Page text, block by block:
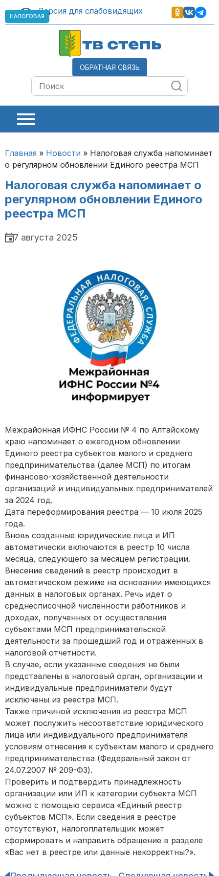
Версия для слабовидящих
тв степь
ОБРАТНАЯ СВЯЗЬ
Главная » Новости » Налоговая служба напоминает
о регулярном обновлении Единого реестра МСП
Налоговая служба напоминает о
регулярном обновлении Единого
реестра МСП
НАЛОГОВАЯ
7 августа 2025
Межрайонная ИФНС России № 4 по Алтайскому
краю напоминает о ежегодном обновлении
Единого реестра субъектов малого и среднего
предпринимательства (далее МСП) по итогам
финансово-хозяйственной деятельности
организаций и индивидуальных предпринимателей
за 2024 год.
Дата переформирования реестра — 10 июля 2025
года.
Вновь созданные юридические лица и ИП
автоматически включаются в реестр 10 числа
месяца, следующего за месяцем регистрации.
Внесение сведений в реестр происходит в
автоматическом режиме на основании имеющихся
данных в налоговых органах. Речь идет о
среднесписочной численности работников и
доходах, полученных от осуществления
субъектами МСП предпринимательской
деятельности за прошедший год и отраженных в
налоговой отчетности.
В случае, если указанные сведения не были
представлены в налоговый орган, организации и
индивидуальные предприниматели будут
исключены из реестра МСП.
Также причиной исключения из реестра МСП
может послужить несоответствие юридического
лица или индивидуального предпринимателя
условиям отнесения к субъектам малого и среднего
предпринимательства (Федеральный закон от
24.07.2007 № 209-ФЗ).
Проверить и подтвердить принадлежность
организации или ИП к категории субъекта МСП
можно с помощью сервиса «Единый реестр
субъектов МСП». Если сведения в реестре
отсутствуют, налогоплательщик может
сформировать и направить обращение в разделе
«Вас нет в реестре или данные некорректны?».